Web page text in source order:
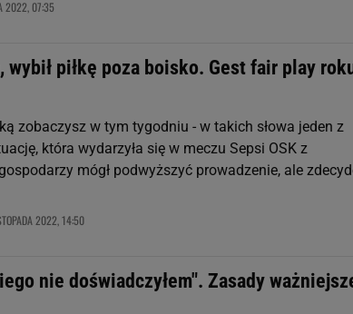
2022, 07:35
wybił piłkę poza boisko. Gest fair play
zobaczysz w tym tygodniu - w takich słowa jeden z
która wydarzyła się w meczu Sepsi OSK z
mógł podwyższyć prowadzenie, ale
2022, 14:50
nie doświadczyłem". Zasady